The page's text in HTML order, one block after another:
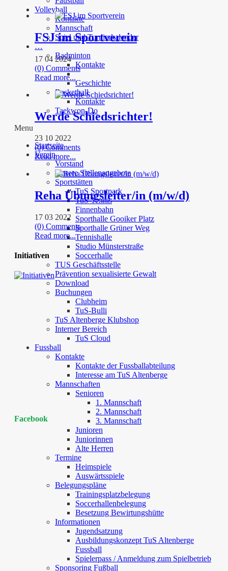
Volleyball
Kontakte
Mannschaft
Spiel und Turnierkalender
…
Badminton
Kontakte
Geschichte
Basketball
Kontakte
Taekwon-Do
Menu
Startseite
Verein
Vorstand
Unsere Stellenangebote
Sportstätten
TuS Sportpark
TuS Tennis
Finnenbahn
Sporthalle Gooiker Platz
Sporthalle Grüner Weg
Tennishalle
Studio Münsterstraße
Soccerhalle
TUS Geschäftsstelle
Prävention sexualisierte Gewalt
Download
Buchungen
Clubheim
TuS-Bulli
TuS Altenberge Klubshop
Interner Bereich
TuS Cloud
Fussball
Kontakte
Kontakte der Fussballabteilung
Interesse am TuS Altenberge
Mannschaften
Senioren
1. Mannschaft
2. Mannschaft
3. Mannschaft
Junioren
Juniorinnen
Alte Herren
Termine
Heimspiele
Auswärtsspiele
Belegungspläne
Trainingsplatzbelegung
Soccerhallenbelegung
Besetzung Bewirtungshütte
Informationen
Jugendsatzung
Ausbildungskonzept TuS Altenberge
Fussball
Spielerpass / Anmeldung zum Spielbetrieb
Sponsoring Fußball
FSJ im Sportverein
17 04 2024
(0) Comments
Read more...
Werde Schiedsrichter!
23 10 2022
(0) Comments
Read more...
Reha Übungsleiter/in (m/w/d)
17 03 2022
(0) Comments
Read more...
Initiativen
Facebook